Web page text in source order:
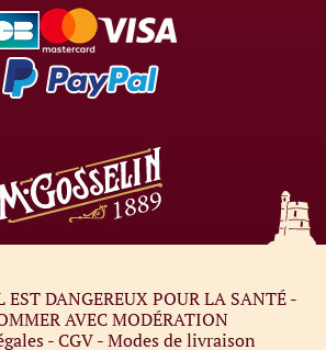
EST DANGEREUX POUR LA SANTÉ -
AVEC MODÉRATION
-CGV-Modes de livraison